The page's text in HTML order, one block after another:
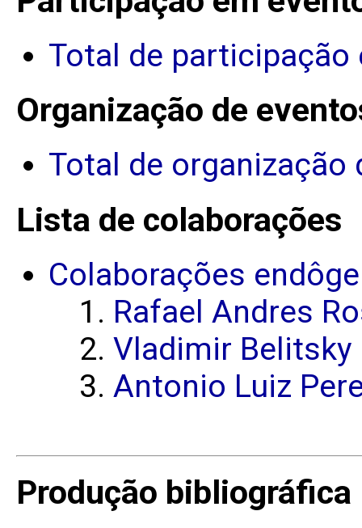
Total de participação
Organização de
Total de organização
Lista de colaborações
Colaborações
Rafael Andres
Vladimir Belitsky
Antonio Luiz
Produção bibliográfica